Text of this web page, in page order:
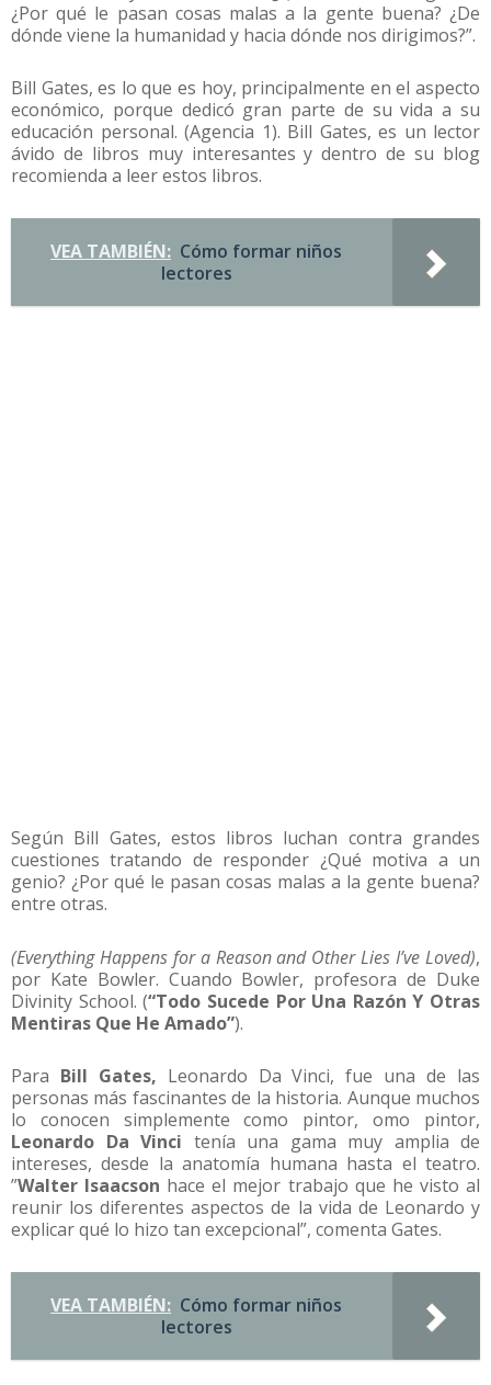
¿Por qué le pasan cosas malas a la gente buena? ¿De
dónde viene la humanidad y hacia dónde nos dirigimos?”.
Bill Gates, es lo que es hoy, principalmente en el aspecto
económico, porque dedicó gran parte de su vida a su
educación personal. (Agencia 1). Bill Gates, es un lector
ávido de libros muy interesantes y dentro de su blog
recomienda a leer estos libros.
VEA TAMBIÉN: Cómo formar niños
lectores
Según Bill Gates, estos libros luchan contra grandes
cuestiones tratando de responder ¿Qué motiva a un
genio? ¿Por qué le pasan cosas malas a la gente buena?
entre otras.
(Everything Happens for a Reason and Other Lies I’ve Loved),
por Kate Bowler. Cuando Bowler, profesora de Duke
Divinity School. (“Todo Sucede Por Una Razón Y Otras
Mentiras Que He Amado”).
Para Bill Gates, Leonardo Da Vinci, fue una de las
personas más fascinantes de la historia. Aunque muchos
lo conocen simplemente como pintor, omo pintor,
Leonardo Da Vinci tenía una gama muy amplia de
intereses, desde la anatomía humana hasta el teatro.
”Walter Isaacson hace el mejor trabajo que he visto al
reunir los diferentes aspectos de la vida de Leonardo y
explicar qué lo hizo tan excepcional”, comenta Gates.
VEA TAMBIÉN: Cómo formar niños
lectores